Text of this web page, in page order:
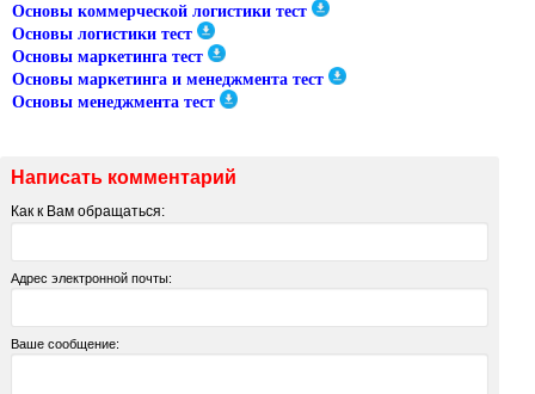
Основы коммерческой логистики тест
Основы логистики тест
Основы маркетинга тест
Основы маркетинга и менеджмента тест
Основы менеджмента тест
Написать комментарий
Как к Вам обращаться:
Адрес электронной почты:
Ваше сообщение: